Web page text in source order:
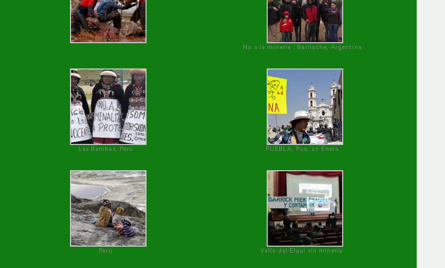
No a la minería , Bariloche, Argentina
Las Bambas, Perú PUEBLA, Pue, 27 Enero
Perú Valle del Elqui sin minería.